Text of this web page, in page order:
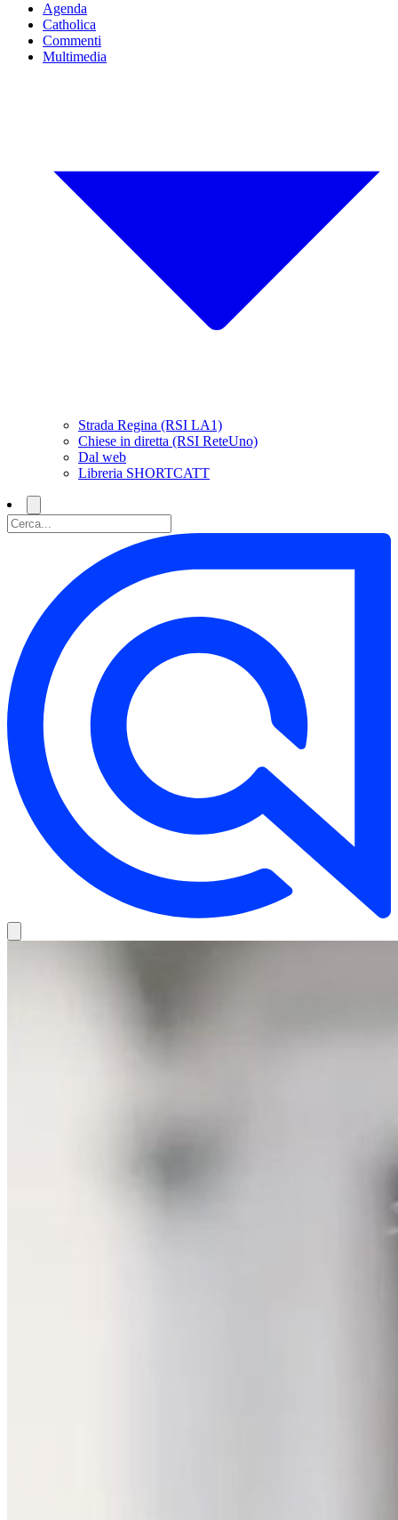
Agenda
Catholica
Commenti
Multimedia
Strada Regina (RSI LA1)
Chiese in diretta (RSI ReteUno)
Dal web
Libreria SHORTCATT